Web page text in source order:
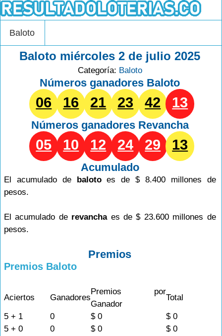
Baloto
Baloto miércoles 2 de julio 2025
Categoría: Baloto
Números ganadores Baloto
06 16 21 23 42 13
Números ganadores Revancha
05 10 12 24 29 13
Acumulado
El acumulado de balotoes de $ 8.400 millones de
pesos.
El acumulado de revanchaes de $ 23.600 millones de
pesos.
Premios
Premios Baloto
Aciertos Ganadores
Premios por
Ganador
Total
5 + 1
0 $ 0
$ 0
5 + 0
0 $ 0
$ 0